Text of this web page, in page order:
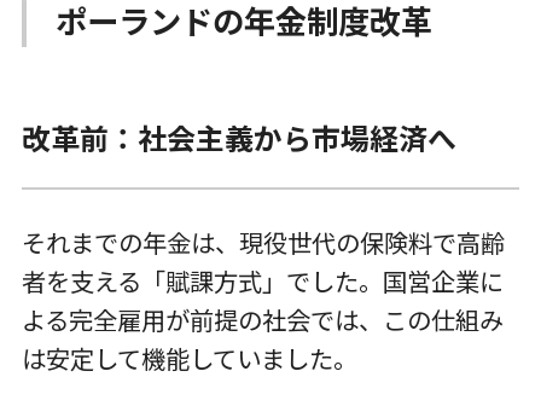
ポーランドの年金制度改革
改革前：社会主義から市場経済へ
それまでの年金は、現役世代の保険料で高齢
者を支える「賦課方式」でした。国営企業に
よる完全雇用が前提の社会では、この仕組み
は安定して機能していました。